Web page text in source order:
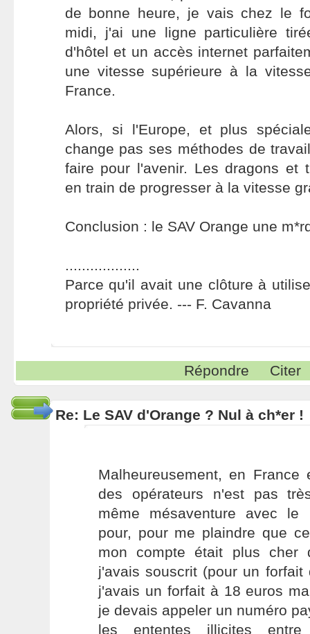
de bonne heure, je vais chez le
midi, j'ai une ligne particulière
d'hôtel et un accès internet
une vitesse supérieure à la
France.
Alors, si l'Europe, et plus
change pas ses méthodes de
faire pour l'avenir. Les dragons et
en train de progresser à la vitesse
Conclusion : le SAV Orange une
..................
Parce qu'il avait une clôture à
propriété privée. --- F. Cavanna
Répondre Citer
Re: Le SAV d'Orange ? Nul à ch*er !
Malheureusement, en France
des opérateurs n'est pas
même mésaventure avec le
pour, pour me plaindre que
mon compte était plus cher
j'avais souscrit (pour un forfait
j'avais un forfait à 18 euros
je devais appeler un numéro
les ententes illicites